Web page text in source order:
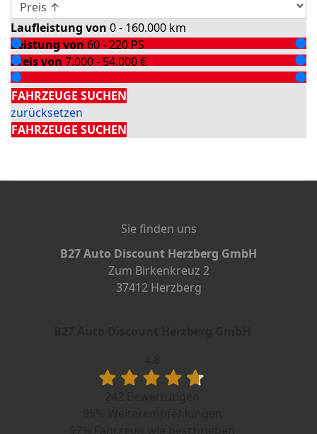
Laufleistung von 0 - 160.000 km
Leistung von 60 - 220 PS
Preis von 7.000 - 54.000€
Detailsuche
FAHRZEUGE SUCHEN
zurücksetzen
FAHRZEUGE SUCHEN
Sie finden uns
B27 Auto Discount Herzberg GmbH
Zum Birkenkreuz 2
37412 Herzberg